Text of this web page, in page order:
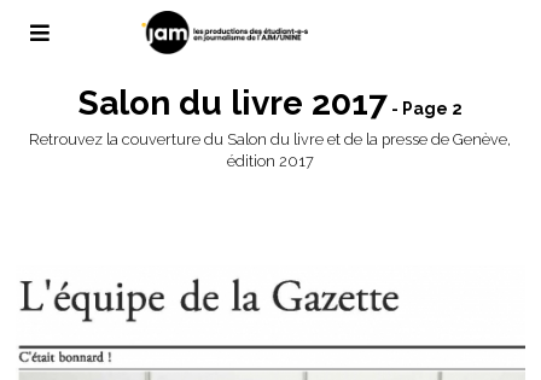
Salon du livre 2017 - Page 2
Retrouvez la couverture du Salon du livre et de la presse de Genève,
édition 2017